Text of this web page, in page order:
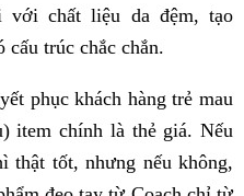
với chất liệu da đệm, tạo
cấu trúc chắc chắn.
phục khách hàng trẻ mau
item chính là thẻ giá. Nếu
thật tốt, nhưng nếu không,